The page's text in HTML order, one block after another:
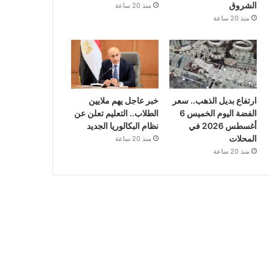
الشروق
منذ 20 ساعة
منذ 20 ساعة
ارتفاع بديل الذهب.. سعر
الفضة اليوم الخميس 6
أغسطس 2026 في
المحلات
منذ 20 ساعة
خبر عاجل يهم ملايين
الطلاب.. التعليم تعلن عن
نظام البكالوريا الجديد
منذ 20 ساعة